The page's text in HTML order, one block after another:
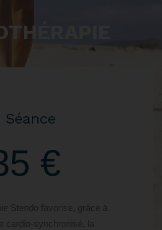
Séance
€
Stendo favorise, grâce à
cardio-synchronisé, la